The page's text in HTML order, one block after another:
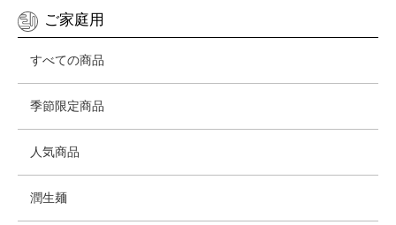
ご家庭用
すべての商品
季節限定商品
人気商品
潤生麺